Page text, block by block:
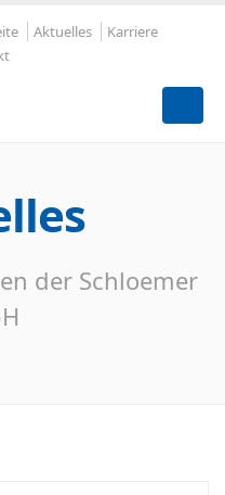
Aktuelles
Karriere
der Schloemer